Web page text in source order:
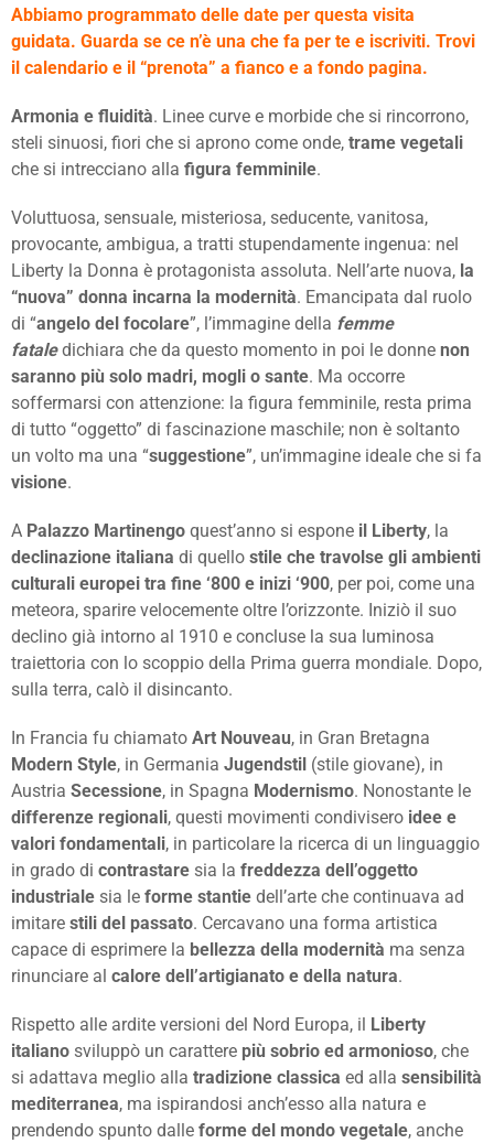
Abbiamo programmato delle date per questa visita
guidata. Guarda se ce n’è una che fa per te e iscriviti. Trovi
il calendario e il “prenota” a fianco e a fondo pagina.
Armonia e fluidità. Linee curve e morbide che si rincorrono,
steli sinuosi, fiori che si aprono come onde, trame vegetali
che si intrecciano alla figura femminile.
Voluttuosa, sensuale, misteriosa, seducente, vanitosa,
provocante, ambigua, a tratti stupendamente ingenua: nel
Liberty la Donna è protagonista assoluta. Nell’arte nuova, la
“nuova” donna incarna la modernità. Emancipata dal ruolo
di “angelo del focolare”, l’immagine della femme
fataledichiara che da questo momento in poi le donne non
saranno più solo madri, mogli o sante. Ma occorre
soffermarsi con attenzione: la figura femminile, resta prima
di tutto “oggetto” di fascinazione maschile; non è soltanto
un volto ma una “suggestione”, un’immagine ideale che si fa
visione.
A Palazzo Martinengo quest’anno si espone il Liberty, la
declinazione italiana di quello stile che travolse gli ambienti
culturali europei tra fine ‘800 e inizi ‘900, per poi, come una
meteora, sparire velocemente oltre l’orizzonte. Iniziò il suo
declino già intorno al 1910 e concluse la sua luminosa
traiettoria con lo scoppio della Prima guerra mondiale. Dopo,
sulla terra, calò il disincanto.
In Francia fu chiamato Art Nouveau, in Gran Bretagna
Modern Style, in Germania Jugendstil (stile giovane), in
Austria Secessione, in Spagna Modernismo. Nonostante le
differenze regionali, questi movimenti condivisero idee e
valori fondamentali, in particolare la ricerca di un linguaggio
in grado di contrastare sia la freddezza dell’oggetto
industriale sia le forme stantie dell’arte che continuava ad
imitare stili del passato. Cercavano una forma artistica
capace di esprimere la bellezza della modernità ma senza
rinunciare al calore dell’artigianato e della natura.
Rispetto alle ardite versioni del Nord Europa, il Liberty
italiano sviluppò un carattere più sobrio ed armonioso, che
si adattava meglio alla tradizione classica ed alla sensibilità
mediterranea, ma ispirandosi anch’esso alla natura e
prendendo spunto dalle forme del mondo vegetale, anche